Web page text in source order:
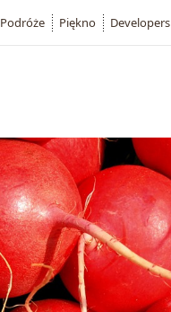
Podróże Piękno Developers